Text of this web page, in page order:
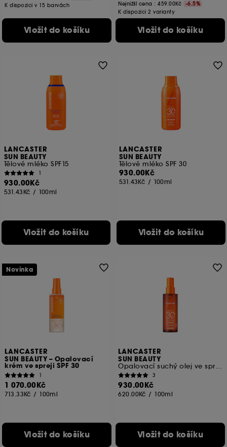
K dispozici v 15 barvách
Vložit do košíku
Nejnižší cena :459.00Kč
-6.5%
K dispozici 2 varianty
Vložit do košíku
LANCASTER
SUN BEAUTY
Tělové mléko SPF15
1
930.00Kč
531.43Kč / 100ml
Vložit do košíku
LANCASTER
SUN BEAUTY
Tělové mléko SPF 30
930.00Kč
531.43Kč / 100ml
Vložit do košíku
LANCASTER
SUN BEAUTY – Opalovací
krém ve spreji SPF 30
1
1 070.00Kč
713.33Kč / 100ml
Vložit do košíku
Novinka
LANCASTER
SUN BEAUTY
Opalovací suchý olej ve spreji SPF 30
3
930.00Kč
620.00Kč / 100ml
Vložit do košíku